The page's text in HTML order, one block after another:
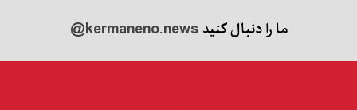
ما را دنبال کنید@kermaneno.news